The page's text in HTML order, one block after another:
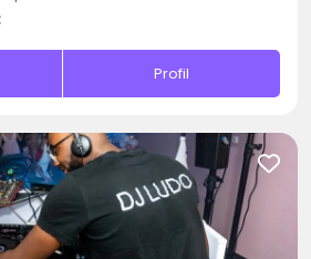
Profil